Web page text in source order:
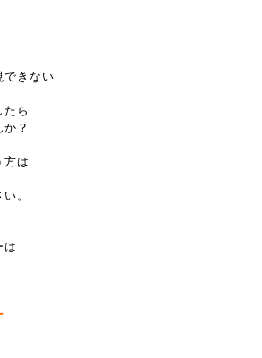
できない
たら
？
方は
。
は